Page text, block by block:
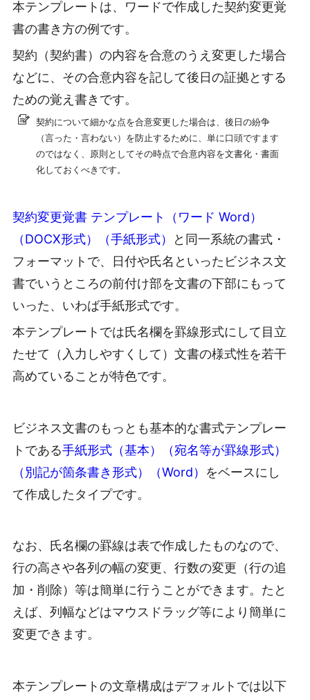
本テンプレートは、ワードで作成した契約変更覚
書の書き方の例です。
契約（契約書）の内容を合意のうえ変更した場合
などに、その合意内容を記して後日の証拠とする
ための覚え書きです。
契約について細かな点を合意変更した場合は、後日の紛争
（言った・言わない）を防止するために、単に口頭ですます
のではなく、原則としてその時点で合意内容を文書化・書面
化しておくべきです。
契約変更覚書 テンプレート（ワード Word）
（DOCX形式）（手紙形式）
と同一系統の書式・
フォーマットで、日付や氏名といったビジネス文
書でいうところの前付け部を文書の下部にもって
いった、いわば手紙形式です。
本テンプレートでは氏名欄を罫線形式にして目立
たせて（入力しやすくして）文書の様式性を若干
高めていることが特色です。
ビジネス文書のもっとも基本的な書式テンプレー
トである手紙形式（基本）（宛名等が罫線形式）
（別記が箇条書き形式）（Word） をベースにし
て作成したタイプです。
なお、氏名欄の罫線は表で作成したものなので、
行の高さや各列の幅の変更、行数の変更（行の追
加・削除）等は簡単に行うことができます。たと
えば、列幅などはマウスドラッグ等により簡単に
変更できます。
本テンプレートの文章構成はデフォルトでは以下